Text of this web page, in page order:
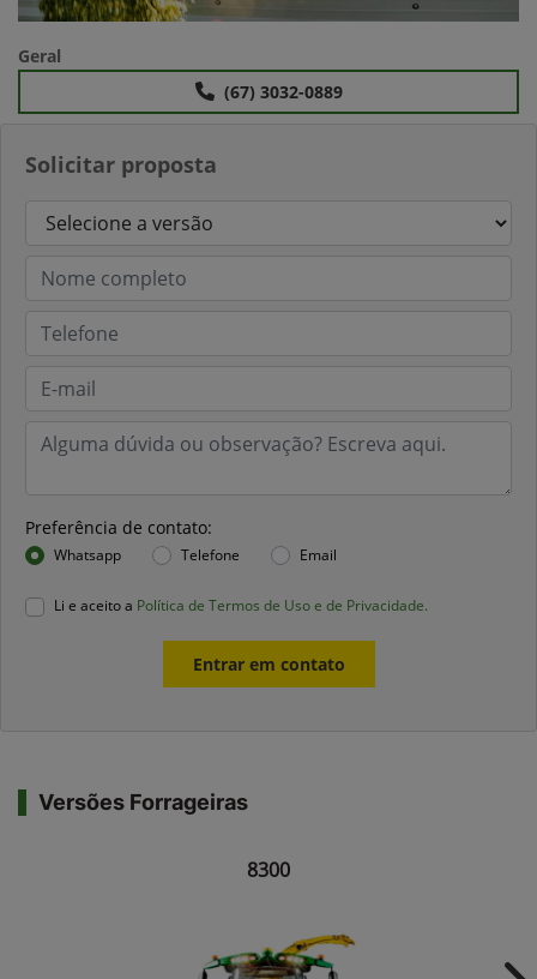
Solicitar proposta
Preferência de contato:
Whatsapp Telefone Email
Li e aceito a Política de Termos de Uso e de Privacidade.
Entrar em contato
Geral
(67) 3032-0889
Versões Forrageiras
8300